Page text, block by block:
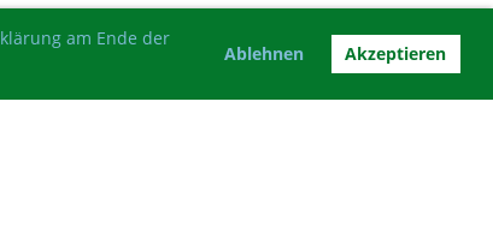
am Ende der
Ablehnen Akzeptieren